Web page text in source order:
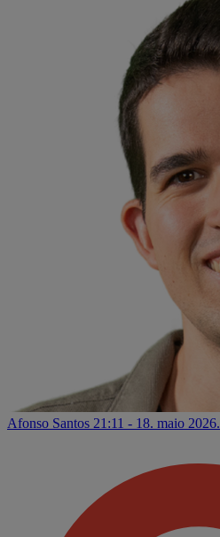
Afonso Santos 21:11 - 18. maio 2026.